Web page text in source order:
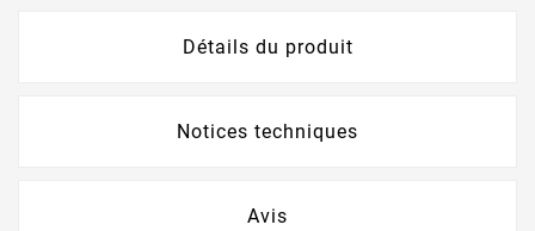
Détails du produit
Notices techniques
Avis